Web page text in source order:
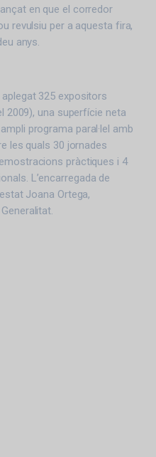
en que el corredor
revulsiu per a aquesta fira,
anys.
325 expositors
2009), una superfície neta
programa paral·lel amb
les quals 30 jornades
pràctiques i 4
L’encarregada de
Joana Ortega,